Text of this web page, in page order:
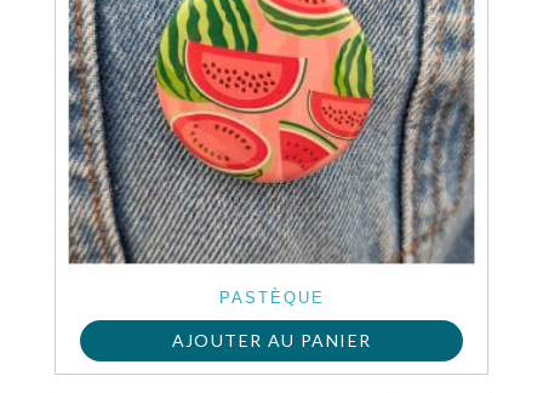
PASTÈQUE
AJOUTER AU PANIER